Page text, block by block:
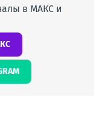
в МАКС и